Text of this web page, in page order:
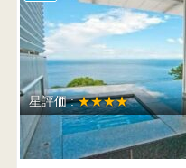
星評価 :★★★★
ATAMI 海峯楼